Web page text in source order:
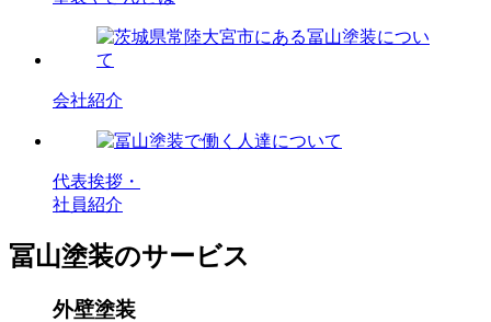
会社紹介
代表挨拶・
社員紹介
冨山塗装のサービス
外壁塗装